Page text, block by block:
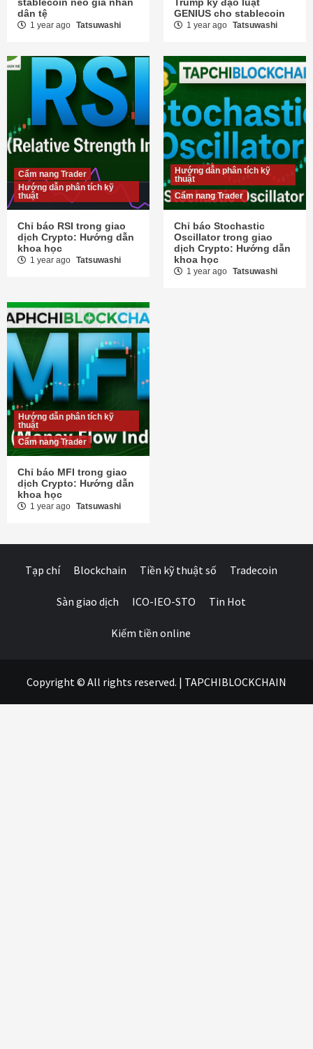
stablecoin neo giá nhân
dân tệ
1 year ago Tatsuwashi
Trump ký đạo luật
GENIUS cho stablecoin
1 year ago Tatsuwashi
Cẩm nang Trader
Hướng dẫn phân tích kỹ
thuật
Chỉ báo RSI trong giao
dịch Crypto: Hướng dẫn
khoa học
1 year ago Tatsuwashi
Hướng dẫn phân tích kỹ
thuật
Cẩm nang Trader
Chỉ báo Stochastic
Oscillator trong giao
dịch Crypto: Hướng dẫn
khoa học
1 year ago Tatsuwashi
Hướng dẫn phân tích kỹ
thuật
Cẩm nang Trader
Chỉ báo MFI trong giao
dịch Crypto: Hướng dẫn
khoa học
1 year ago Tatsuwashi
Tạp chí Blockchain Tiền kỹ thuật số Tradecoin
Sàn giao dịch ICO-IEO-STO Tin Hot
Kiếm tiền online
Copyright © All rights reserved. | TAPCHIBLOCKCHAIN